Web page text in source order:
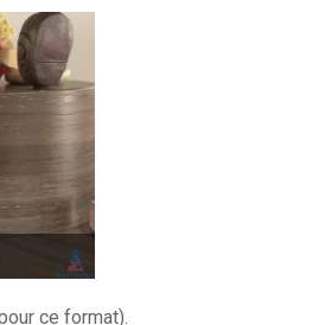
ce format).